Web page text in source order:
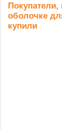
оболочке
купили